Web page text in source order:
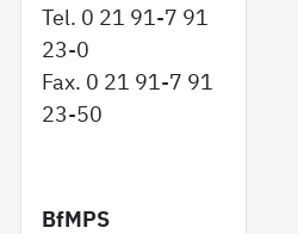
Tel. 0 21 91-7 91
23-0
Fax. 0 21 91-7 91
23-50
BfMPS